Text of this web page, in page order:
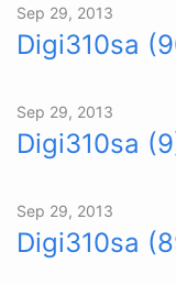
Sep 29, 2013
Digi310sa
Sep 29, 2013
Digi310sa
Sep 29, 2013
Digi310sa